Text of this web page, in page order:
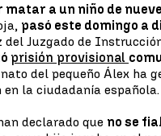
matar a un niño de
pasó este domingo a
del Juzgado de
prisión provisional
del pequeño Álex ha
en la ciudadanía española.
declarado que no se